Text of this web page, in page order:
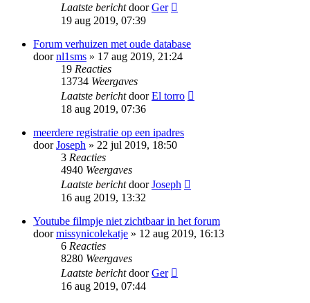
Laatste berichtdoorGer
19 aug 2019, 07:39
Forum verhuizen met oude database
doornl1sms » 17 aug 2019, 21:24
19 Reacties
13734 Weergaves
Laatste berichtdoorEl torro
18 aug 2019, 07:36
meerdere registratie op een ipadres
doorJoseph » 22 jul 2019, 18:50
3 Reacties
4940 Weergaves
Laatste berichtdoorJoseph
16 aug 2019, 13:32
Youtube filmpje niet zichtbaar in het forum
doormissynicolekatje » 12 aug 2019, 16:13
6 Reacties
8280 Weergaves
Laatste berichtdoorGer
16 aug 2019, 07:44